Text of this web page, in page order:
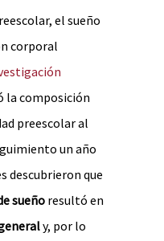
el sueño
corporal
la composición
preescolar al
un año
descubrieron que
sueño resultó en
y, por lo